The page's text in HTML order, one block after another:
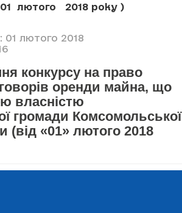
лютого 2018 року )
01 лютого 2018
конкурсу на право
оренди майна, що
власністю
громади Комсомольської
(від «01» лютого 2018